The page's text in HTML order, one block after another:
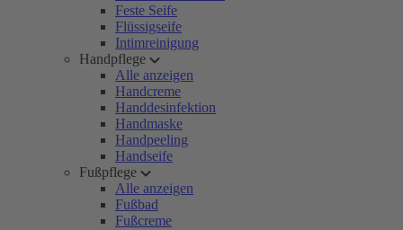
Feste Seife
Flüssigseife
Intimreinigung
Handpflege
Alle anzeigen
Handcreme
Handdesinfektion
Handmaske
Handpeeling
Handseife
Fußpflege
Alle anzeigen
Fußbad
Fußcreme